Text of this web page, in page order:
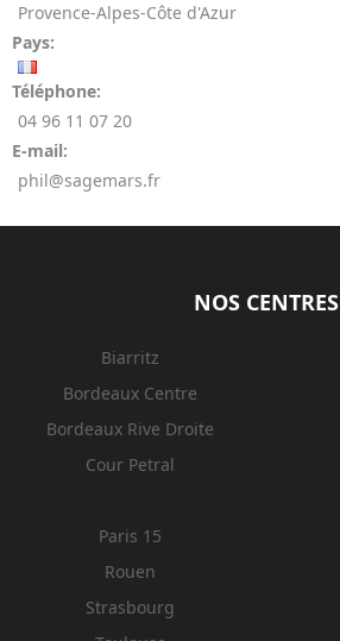
Provence-Alpes-Côte d'Azur
Pays:
Téléphone:
04 96 11 07 20
E-mail:
phil@sagemars.fr
NOS CENTRES
Biarritz
Bordeaux Centre
Bordeaux Rive Droite
Cour Petral
Paris 15
Rouen
Strasbourg